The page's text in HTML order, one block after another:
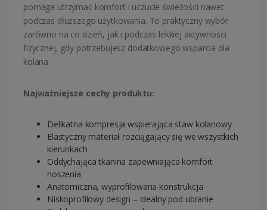
pomaga utrzymać komfort i uczucie świeżości nawet
podczas dłuższego użytkowania. To praktyczny wybór
zarówno na co dzień, jak i podczas lekkiej aktywności
fizycznej, gdy potrzebujesz dodatkowego wsparcia dla
kolana.
Najważniejsze cechy produktu:
Delikatna kompresja wspierająca staw kolanowy
Elastyczny materiał rozciągający się we wszystkich
kierunkach
Oddychająca tkanina zapewniająca komfort
noszenia
Anatomiczna, wyprofilowana konstrukcja
Niskoprofilowy design – idealny pod ubranie